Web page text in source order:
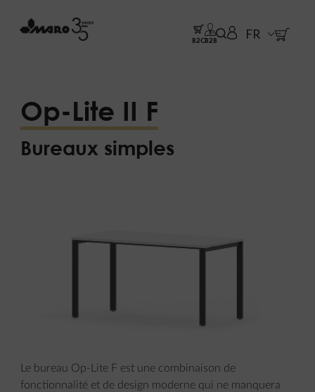
B2CB2B FR
Op-Lite II F
Bureaux simples
Le bureau Op-Lite F est une combinaison de
fonctionnalité et de design moderne qui ne manquera